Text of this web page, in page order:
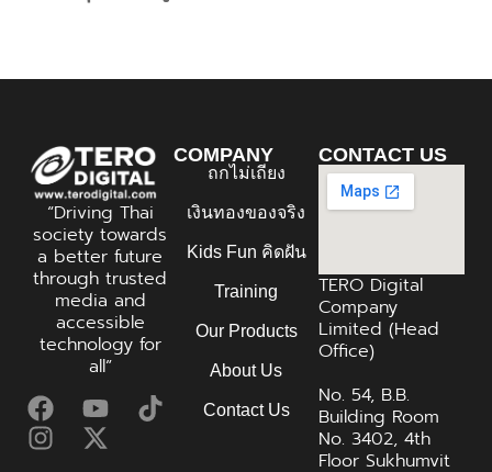
“Driving Thai
society towards
a better future
through trusted
media and
accessible
technology for
all”
COMPANY
ถกไม่เถียง
เงินทองของจริง
Kids Fun คิดฝัน
Training
Our Products
About Us
Contact Us
CONTACT US
TERO Digital
Company
Limited (Head
Office)
No. 54, B.B.
Building Room
No. 3402, 4th
Floor Sukhumvit